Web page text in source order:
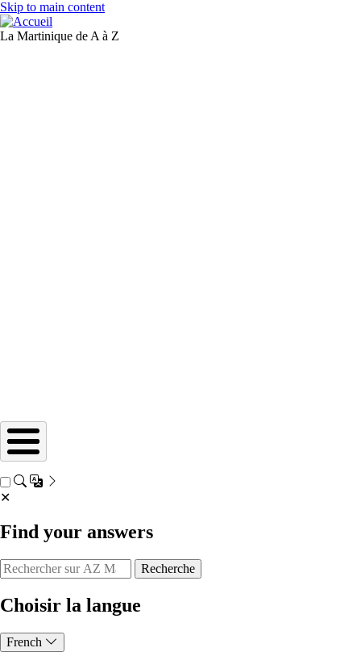
Skip to main content
La Martinique de A à Z
✕
Find your answers
Recherche
Choisir la langue
French